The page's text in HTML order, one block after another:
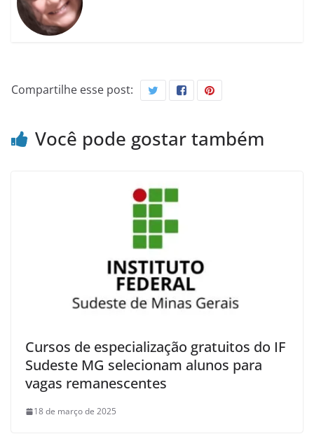
Compartilhe esse post:
Você pode gostar também
Cursos de especialização gratuitos do IF
Sudeste MG selecionam alunos para
vagas remanescentes
18 de março de 2025